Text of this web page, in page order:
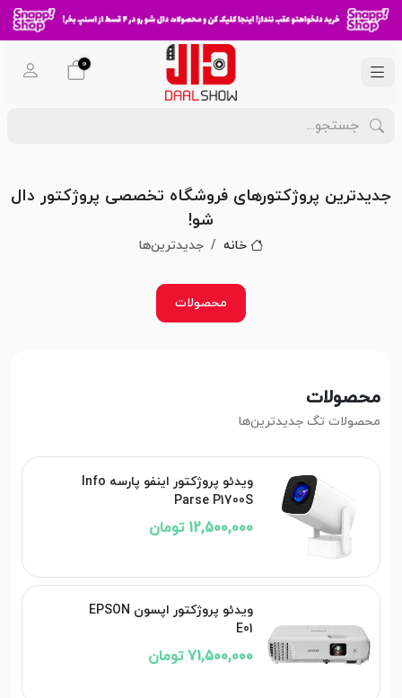
0
جدیدترین پروژکتورهای فروشگاه تخصصی پروژکتور دال
شو!
خانه جدیدترین‌ها
محصولات
محصولات
محصولات تگ جدیدترین‌ها
ویدئو پروژکتور اینفو پارسه Info
Parse P1700S
12,500,000 تومان
ویدئو پروژکتور اپسون EPSON
E01
71,500,000 تومان